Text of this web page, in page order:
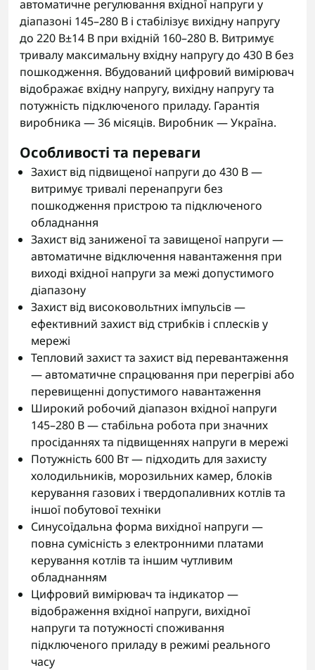
автоматичне регулювання вхідної напруги у
діапазоні 145–280 В і стабілізує вихідну напругу
до 220 В±14 В при вхідній 160–280 В. Витримує
тривалу максимальну вхідну напругу до 430 В без
пошкодження. Вбудований цифровий вимірювач
відображає вхідну напругу, вихідну напругу та
потужність підключеного приладу. Гарантія
виробника — 36 місяців. Виробник — Україна.
Особливості та переваги
Захист від підвищеної напруги до 430 В —
витримує тривалі перенапруги без
пошкодження пристрою та підключеного
обладнання
Захист від заниженої та завищеної напруги —
автоматичне відключення навантаження при
виході вхідної напруги за межі допустимого
діапазону
Захист від високовольтних імпульсів —
ефективний захист від стрибків і сплесків у
мережі
Тепловий захист та захист від перевантаження
— автоматичне спрацювання при перегріві або
перевищенні допустимого навантаження
Широкий робочий діапазон вхідної напруги
145–280 В — стабільна робота при значних
просіданнях та підвищеннях напруги в мережі
Потужність 600 Вт — підходить для захисту
холодильників, морозильних камер, блоків
керування газових і твердопаливних котлів та
іншої побутової техніки
Синусоїдальна форма вихідної напруги —
повна сумісність з електронними платами
керування котлів та іншим чутливим
обладнанням
Цифровий вимірювач та індикатор —
відображення вхідної напруги, вихідної
напруги та потужності споживання
підключеного приладу в режимі реального
часу